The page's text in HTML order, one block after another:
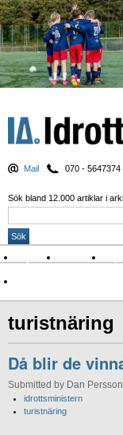
Mail 070 - 5647374
Sök bland 12.000 artiklar i
Nyheter Krönikor
turistnäring
Då blir de
Submitted by Dan
idrottsministern
turistnäring